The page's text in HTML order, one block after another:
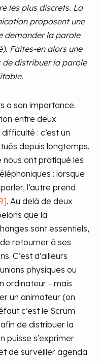
les plus discrets. La
proposent une
demander la parole
Faites-en alors une
de distribuer la parole
a son importance.
entre deux
: c’est un
depuis longtemps.
nous ont pratiqué les
: lorsque
l’autre prend
. Au delà de deux
que la
sont essentiels,
retourner à ses
C’est d’ailleurs
physiques ou
ordinateur - mais
un animateur (on
c’est le Scrum
de distribuer la
puisse s’exprimer
de surveiller agenda